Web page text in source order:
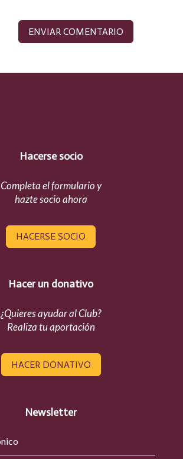
Hacerse socio
Completa el formulario y
hazte socio ahora
HACERSE SOCIO
Hacer un donativo
¿Quieres ayudar al Club?
Realiza tu aportación
HACER DONATIVO
Newsletter